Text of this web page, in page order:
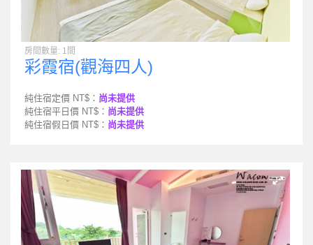
房間數量: 1間
彩霞宿(觀海四人)
純住宿定價 NT$： 尚未提供
純住宿平日價 NT$： 尚未提供
純住宿假日價 NT$： 尚未提供